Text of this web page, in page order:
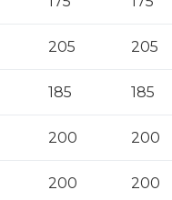
205 205
185 185
200 200
200 200